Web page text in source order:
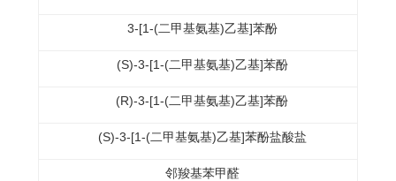
3-[1-(二甲基氨基)乙基]苯酚
(S)-3-[1-(二甲基氨基)乙基]苯酚
(R)-3-[1-(二甲基氨基)乙基]苯酚
(S)-3-[1-(二甲基氨基)乙基]苯酚盐酸盐
邻羧基苯甲醛